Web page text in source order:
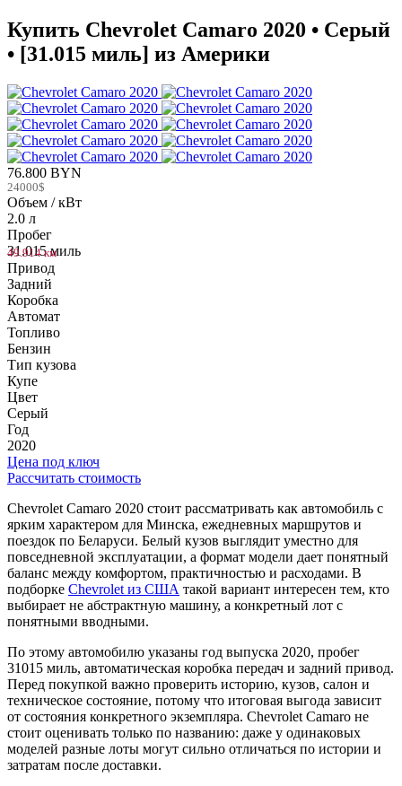
Купить Chevrolet Camaro 2020 • Серый
• [31.015 миль] из Америки
76.800 BYN
24000$
Объем / кВт
2.0 л
Пробег
31.015 миль
49.914 км
Привод
Задний
Коробка
Автомат
Топливо
Бензин
Тип кузова
Купе
Цвет
Серый
Год
2020
Цена под ключ
Рассчитать стоимость
Chevrolet Camaro 2020 стоит рассматривать как автомобиль с
ярким характером для Минска, ежедневных маршрутов и
поездок по Беларуси. Белый кузов выглядит уместно для
повседневной эксплуатации, а формат модели дает понятный
баланс между комфортом, практичностью и расходами. В
подборке Chevrolet из США такой вариант интересен тем, кто
выбирает не абстрактную машину, а конкретный лот с
понятными вводными.
По этому автомобилю указаны год выпуска 2020, пробег
31015 миль, автоматическая коробка передач и задний привод.
Перед покупкой важно проверить историю, кузов, салон и
техническое состояние, потому что итоговая выгода зависит
от состояния конкретного экземпляра. Chevrolet Camaro не
стоит оценивать только по названию: даже у одинаковых
моделей разные лоты могут сильно отличаться по истории и
затратам после доставки.